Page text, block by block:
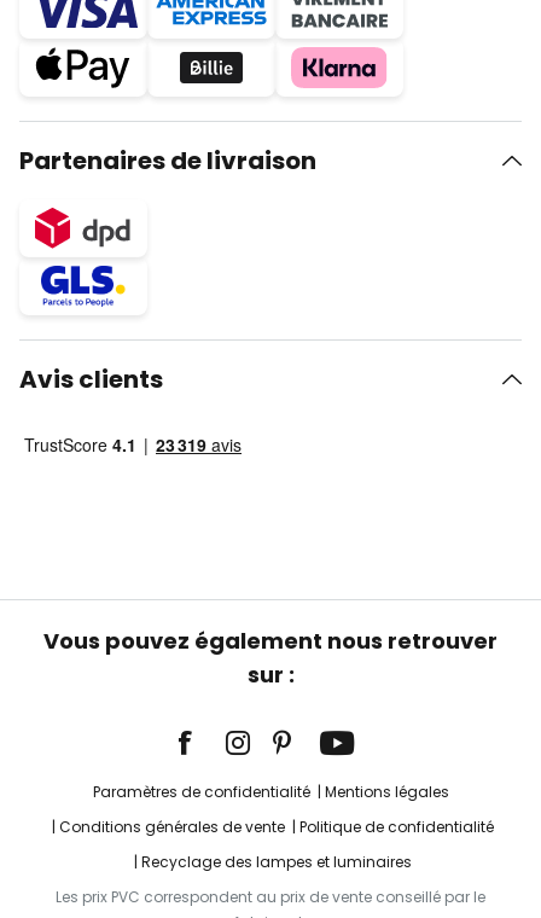
Partenaires de livraison
Avis clients
Vous pouvez également nous retrouver
sur :
Paramètres de confidentialité
Mentions légales
Conditions générales de vente
Politique de confidentialité
Recyclage des lampes et luminaires
Les prix PVC correspondent au prix de vente conseillé par le